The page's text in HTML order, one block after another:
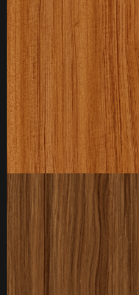
厚度：3-25mm
标准规格：
厚度：3-25mm
标准规格：